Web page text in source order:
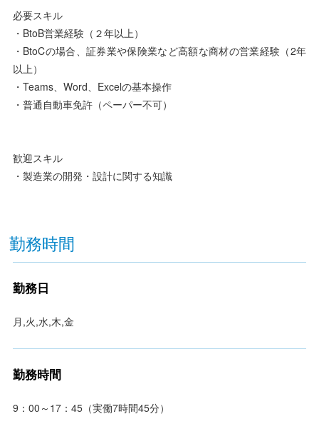
必要スキル
・BtoB営業経験（２年以上）
・BtoCの場合、証券業や保険業など高額な商材の営業経験（2年
以上）
・Teams、Word、Excelの基本操作
・普通自動車免許（ペーパー不可）
歓迎スキル
・製造業の開発・設計に関する知識
勤務時間
勤務日
月,火,水,木,金
勤務時間
9：00～17：45（実働7時間45分）